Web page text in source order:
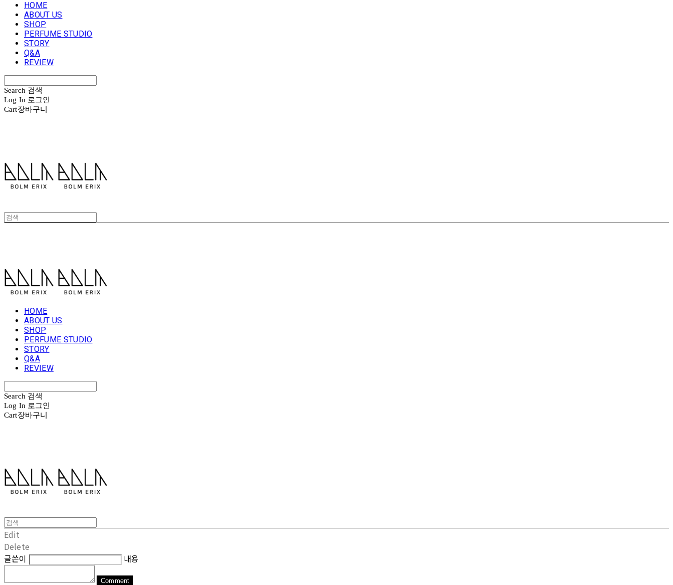
HOME
ABOUT US
SHOP
PERFUME STUDIO
STORY
Q&A
REVIEW
Search 검색
Log In 로그인
Cart장바구니
HOME
ABOUT US
SHOP
PERFUME STUDIO
STORY
Q&A
REVIEW
Search 검색
Log In 로그인
Cart장바구니
Edit
Delete
글쓴이
내용
Comment